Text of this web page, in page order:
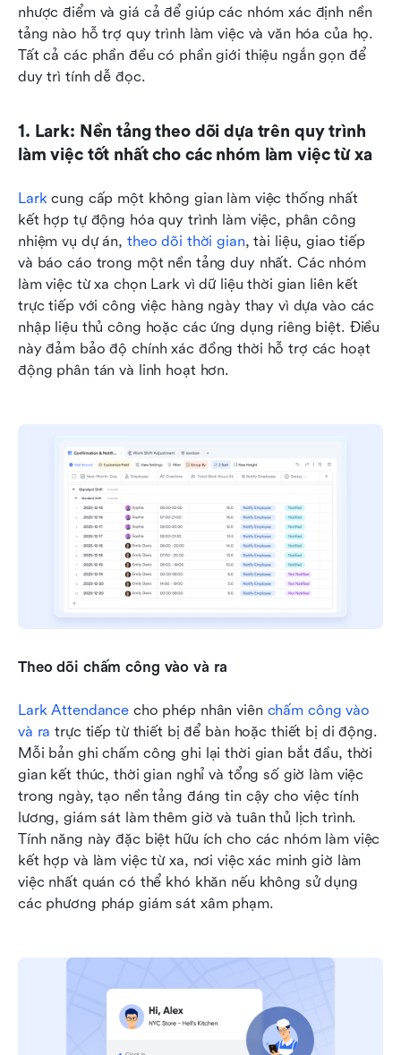
nhược điểm và giá cả để giúp các nhóm xác định nền
tảng nào hỗ trợ quy trình làm việc và văn hóa của họ.
Tất cả các phần đều có phần giới thiệu ngắn gọn để
duy trì tính dễ đọc.
1. Lark: Nền tảng theo dõi dựa trên quy trình
làm việc tốt nhất cho các nhóm làm việc từ xa
Lark cung cấp một không gian làm việc thống nhất
kết hợp tự động hóa quy trình làm việc, phân công
nhiệm vụ dự án, theo dõi thời gian, tài liệu, giao tiếp
và báo cáo trong một nền tảng duy nhất. Các nhóm
làm việc từ xa chọn Lark vì dữ liệu thời gian liên kết
trực tiếp với công việc hàng ngày thay vì dựa vào các
nhập liệu thủ công hoặc các ứng dụng riêng biệt. Điều
này đảm bảo độ chính xác đồng thời hỗ trợ các hoạt
động phân tán và linh hoạt hơn.
Theo dõi chấm công vào và ra
Lark Attendance cho phép nhân viên chấm công vào
và ra trực tiếp từ thiết bị để bàn hoặc thiết bị di động.
Mỗi bản ghi chấm công ghi lại thời gian bắt đầu, thời
gian kết thúc, thời gian nghỉ và tổng số giờ làm việc
trong ngày, tạo nền tảng đáng tin cậy cho việc tính
lương, giám sát làm thêm giờ và tuân thủ lịch trình.
Tính năng này đặc biệt hữu ích cho các nhóm làm việc
kết hợp và làm việc từ xa, nơi việc xác minh giờ làm
việc nhất quán có thể khó khăn nếu không sử dụng
các phương pháp giám sát xâm phạm.